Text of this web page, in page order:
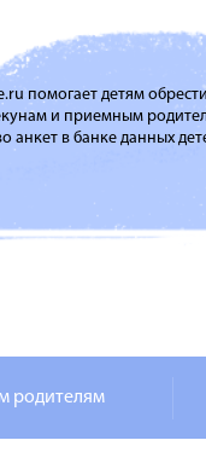
помогает детям
и приемным
анкет в банке данных
родителям